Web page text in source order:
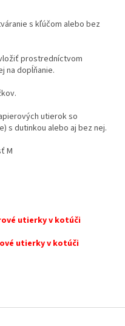
s kľúčom alebo bez
prostredníctvom
na dopĺňanie.
utierok so
s dutinkou alebo aj bez nej.
M
utierky v kotúči
utierky v kotúči